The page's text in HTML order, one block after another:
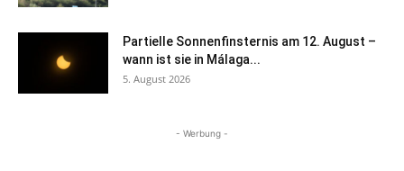
Partielle Sonnenfinsternis am 12. August –
wann ist sie in Málaga...
5. August 2026
- Werbung -